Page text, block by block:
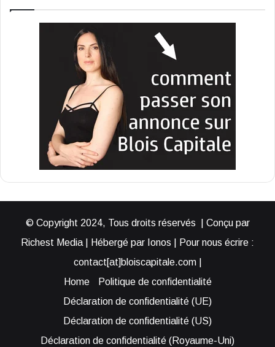
© Copyright 2024, Tous droits réservés | Conçu par
Richest Media | Hébergé par Ionos | Pour nous écrire :
contact[at]bloiscapitale.com |
Home
Politique de confidentialité
Déclaration de confidentialité (UE)
Déclaration de confidentialité (US)
Déclaration de confidentialité (Royaume-Uni)